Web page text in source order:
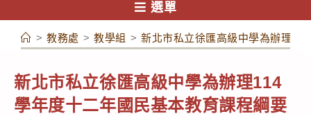
容
選單
> 教務處 > 教學組 > 新北市私立徐匯高級中學為辦理
新北市私立徐匯高級中學為辦理114
學年度十二年國民基本教育課程綱要